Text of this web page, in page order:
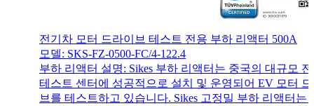
전기차 모터 드라이브 테스트 전용 부하 리액터 500A
모델: SKS-FZ-0500-FC/4-122.4
부하 리액터 설명: Sikes 부하 리액터는 중국의 대규모
테스트 센터에 성공적으로 설치 및 운영되어 EV 모터
브를 테스트하고 있습니다. Sikes 고정밀 부하 리액터는